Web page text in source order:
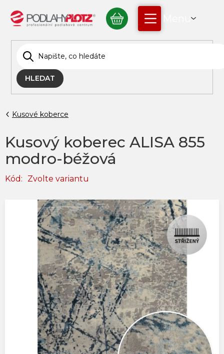
obsah
HLEDAT
NÁKUPNÍ
KOŠÍK
Kusové koberce
Kusový koberec ALISA 855
modro-béžová
Kód: Zvolte variantu